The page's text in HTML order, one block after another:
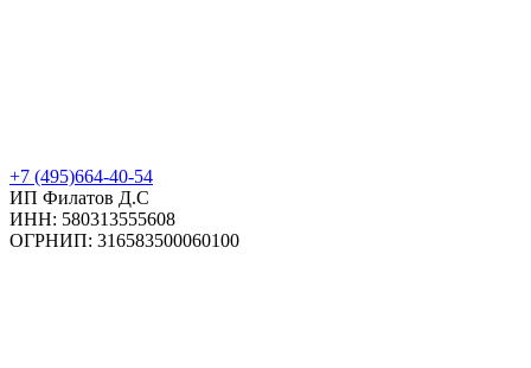
+7 (495)664-40-54
ИП Филатов Д.С
ИНН: 580313555608
ОГРНИП: 316583500060100